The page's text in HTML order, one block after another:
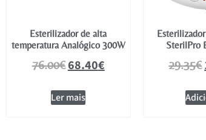
Esterilizador de alta
temperatura Analógico 300W
76.00€68.40€
Ler mais
SterilPro
29.35€